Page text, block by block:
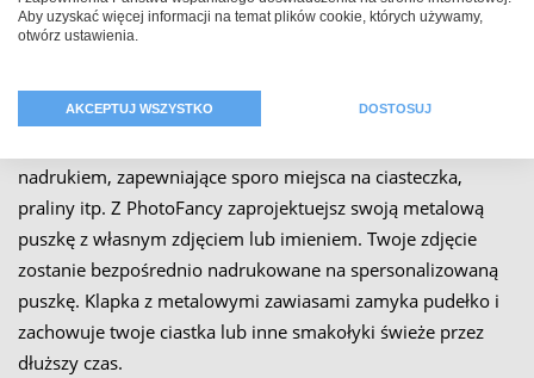
Beschreibung
Praktyczne pudełko na prezenty lub do przechowywania z
nadrukiem, zapewniające sporo miejsca na ciasteczka,
praliny itp. Z PhotoFancy zaprojektuejsz swoją metalową
puszkę z własnym zdjęciem lub imieniem. Twoje zdjęcie
zostanie bezpośrednio nadrukowane na spersonalizowaną
puszkę. Klapka z metalowymi zawiasami zamyka pudełko i
zachowuje twoje ciastka lub inne smakołyki świeże przez
dłuższy czas.
Aby uzyskać więcej informacji na temat plików cookie, których używamy,
otwórz ustawienia.
AKCEPTUJ WSZYSTKO DOSTOSUJ